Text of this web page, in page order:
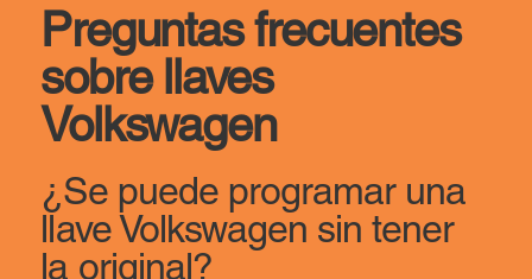
Preguntas frecuentes
sobre llaves
Volkswagen
¿Se puede programar una
llave Volkswagen sin tener
la original?